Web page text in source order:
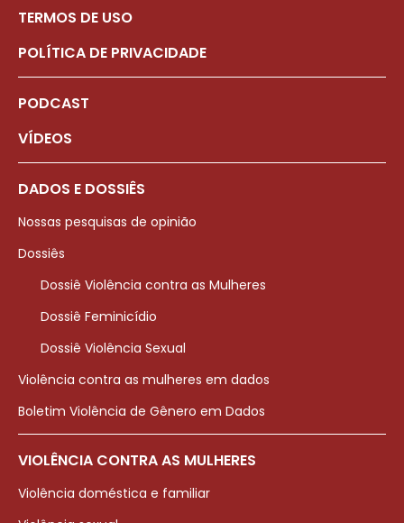
TERMOS DE USO
POLÍTICA DE PRIVACIDADE
PODCAST
VÍDEOS
DADOS E DOSSIÊS
Nossas pesquisas de opinião
Dossiês
Dossiê Violência contra as Mulheres
Dossiê Feminicídio
Dossiê Violência Sexual
Violência contra as mulheres em dados
Boletim Violência de Gênero em Dados
VIOLÊNCIA CONTRA AS MULHERES
Violência doméstica e familiar